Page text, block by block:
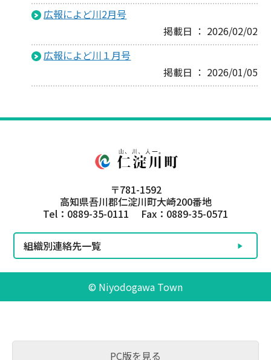
広報によど川2月号
掲載日 ： 2026/02/02
広報によど川１月号
掲載日 ： 2026/01/05
〒781-1592
高知県吾川郡仁淀川町大崎200番地
Tel：0889-35-0111 Fax：0889-35-0571
組織別連絡先一覧
© Niyodogawa Town
PC版を見る